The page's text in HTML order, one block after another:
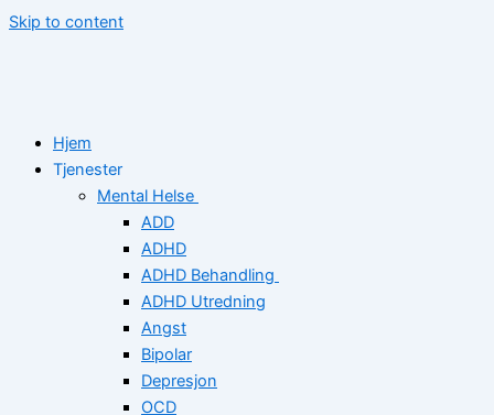
Skip to content
Hjem
Tjenester
Mental Helse
ADD
ADHD
ADHD Behandling
ADHD Utredning
Angst
Bipolar
Depresjon
OCD